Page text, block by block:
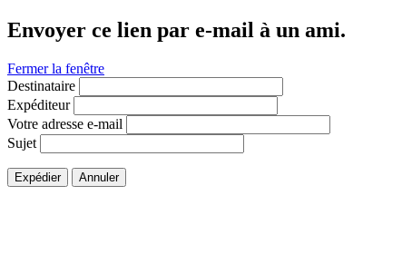
Envoyer ce lien par e-mail à un ami.
Fermer la fenêtre
Destinataire
Expéditeur
Votre adresse e-mail
Sujet
Expédier Annuler